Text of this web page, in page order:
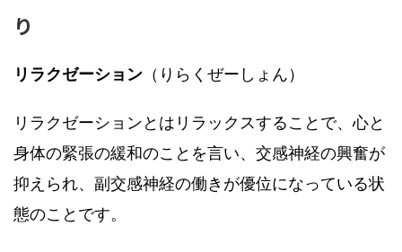
り
リラクゼーション （りらくぜーしょん）
リラクゼーションとはリラックスすることで、心と
身体の緊張の緩和のことを言い、交感神経の興奮が
抑えられ、副交感神経の働きが優位になっている状
態のことです。